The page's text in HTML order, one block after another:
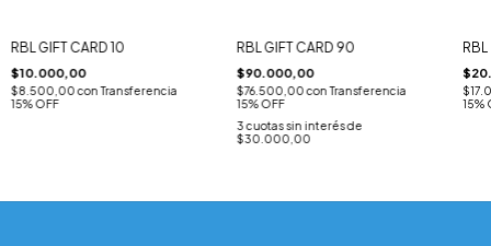
RBL GIFT CARD 10
$10.000,00
$8.500,00con Transferencia
15% OFF
RBL GIFT CARD 90
$90.000,00
$76.500,00con Transferencia
15% OFF
3 cuotas sin interés de
$30.000,00
15%